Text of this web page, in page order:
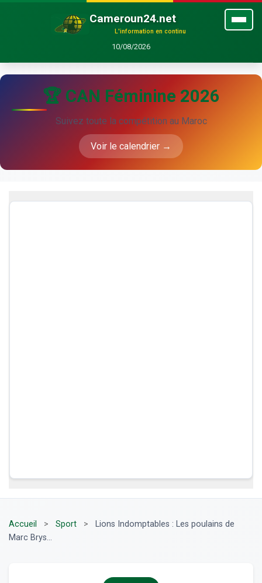
Cameroun24.net
L'information en continu
10/08/2026
🏆 CAN Féminine 2026
Suivez toute la compétition au Maroc
Voir le calendrier →
Accueil > Sport >
Lions Indomptables : Les poulains de
Marc Brys...